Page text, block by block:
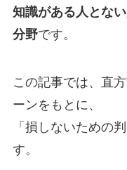
知識がある人とな
分野です。
この記事では、直
ーンをもとに、
「損しないための
す。